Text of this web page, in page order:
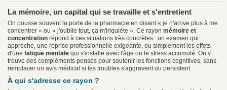
La mémoire, un capital qui se travaille et s'entretient
On pousse souvent la porte de la pharmacie en disant « je n'arrive plus à me
concentrer » ou « j'oublie tout, ça m'inquiète ». Ce rayon mémoire et
concentration répond à ces situations très concrètes : un examen qui
approche, une reprise professionnelle exigeante, ou simplement les effets
d'une fatigue mentale qui s'installe avec l'âge ou le stress accumulé. On y
trouve des compléments pensés pour soutenir les fonctions cognitives, sans
remplacer un avis médical si les troubles s'aggravent ou persistent.
À qui s'adresse ce rayon ?